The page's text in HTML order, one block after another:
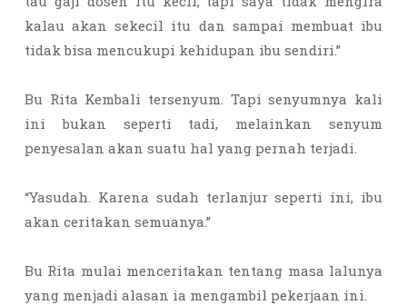
kalau akan sekecil itu dan sampai membuat ibu
tidak bisa mencukupi kehidupan ibu sendiri.”
Bu Rita Kembali tersenyum. Tapi senyumnya kali
ini bukan seperti tadi, melainkan senyum
penyesalan akan suatu hal yang pernah terjadi.
“Yasudah. Karena sudah terlanjur seperti ini, ibu
akan ceritakan semuanya.”
Bu Rita mulai menceritakan tentang masa lalunya
yang menjadi alasan ia mengambil pekerjaan ini.